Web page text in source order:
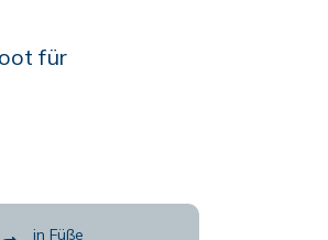
für
in Füße